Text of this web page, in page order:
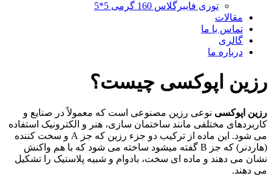
توری فایبرگلاس 160 گرمی 5*5
مقالات
تماس با ما
گالری
درباره ما
رزین اپوکسی چیست؟
رزین اپوکسی نوعی رزین مصنوعی است که معمولاً در صنایع و
کاربردهای مختلفی مانند ساختمان سازی، هنر و الکترونیک استفاده
می شود. این ماده از ترکیب دو جزء رزین که جز A و سخت کننده
(هاردنر) که جز B گفته میشود ساخته می شود که با هم واکنش
نشان می دهند و ماده ای سخت، بادوام و شبیه پلاستیک را تشکیل
می دهند.